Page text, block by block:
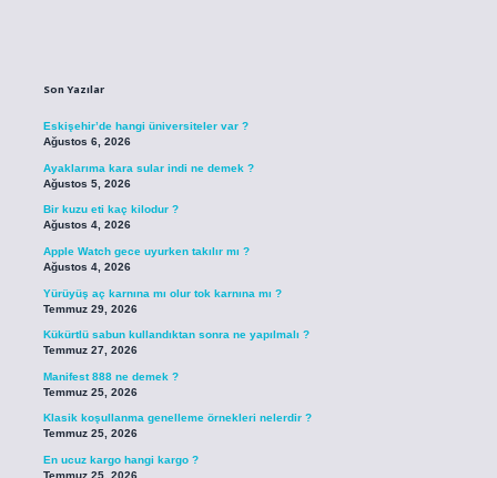
Son Yazılar
Eskişehir’de hangi üniversiteler var ?
Ağustos 6, 2026
Ayaklarıma kara sular indi ne demek ?
Ağustos 5, 2026
Bir kuzu eti kaç kilodur ?
Ağustos 4, 2026
Apple Watch gece uyurken takılır mı ?
Ağustos 4, 2026
Yürüyüş aç karnına mı olur tok karnına mı ?
Temmuz 29, 2026
Kükürtlü sabun kullandıktan sonra ne yapılmalı ?
Temmuz 27, 2026
Manifest 888 ne demek ?
Temmuz 25, 2026
Klasik koşullanma genelleme örnekleri nelerdir ?
Temmuz 25, 2026
En ucuz kargo hangi kargo ?
Temmuz 25, 2026